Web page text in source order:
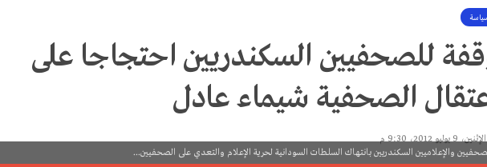
للصحفيين السكندريين احتجاجا على
الصحفية شيماء عادل
الإثنين، 9 يوليو 2012، 9:30 م
والإعلاميين السكندريين بانتهاك السلطات السودانية لحرية الإعلام والتعدي على الصحفيين...